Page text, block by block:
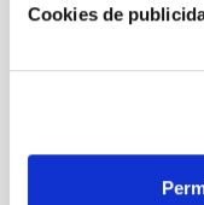
Cookies de